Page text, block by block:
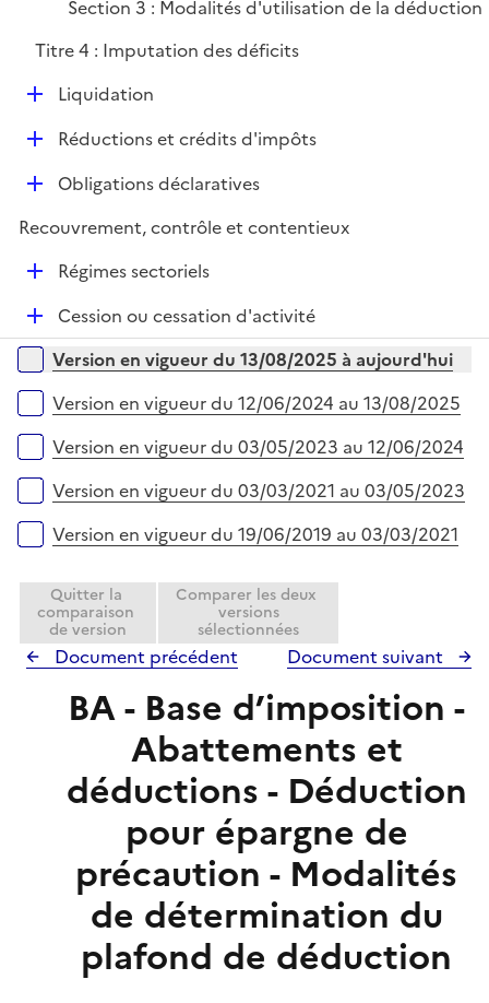
Section 3 : Modalités d'utilisation de la déduction
Titre 4 : Imputation des déficits
D
e
Liquidation
D
i
Réductions et crédits d'impôts
D
p
r
Obligations déclaratives
Recouvrement, contrôle et contentieux
D
e
Régimes sectoriels
D
é
p
e
Cession ou cessation d'activité
Versions sur la période
Version en vigueur du 13/08/2025 à aujourd'hui
Version en vigueur du 12/06/2024 au 13/08/2025
Version en vigueur du 03/05/2023 au 12/06/2024
Version en vigueur du 03/03/2021 au 03/05/2023
Version en vigueur du 19/06/2019 au 03/03/2021
Quitter la
comparaison
de version
Comparer les deux
versions
sélectionnées
Document précédent Document suivant
BA - Base d’imposition -
Abattements et
déductions - Déduction
pour épargne de
précaution - Modalités
de détermination du
plafond de déduction